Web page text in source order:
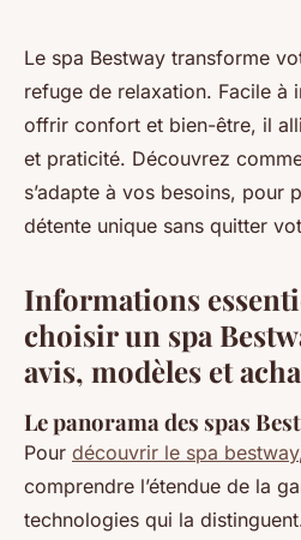
Le spa Bestway :
détente à
Benjamin•11 juin 2025•7 min de
Le spa Bestway transforme
refuge de relaxation. Facile à
offrir confort et bien-être, il
et praticité. Découvrez
s’adapte à vos besoins, pour
détente unique sans quitter
Informations
choisir un spa
avis, modèles et
Le panorama des spas
Pour découvrir le spa bestway
comprendre l’étendue de la
technologies qui la